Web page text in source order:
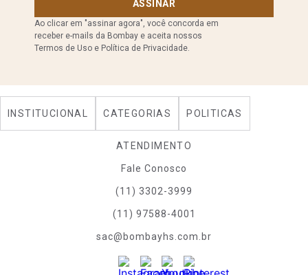
ASSINAR
Ao clicar em "assinar agora", você concorda em
receber e-mails da Bombay e aceita nossos
Termos de Uso e Política de Privacidade.
INSTITUCIONAL CATEGORIAS POLITICAS
ATENDIMENTO
Fale Conosco
(11) 3302-3999
(11) 97588-4001
sac@bombayhs.com.br